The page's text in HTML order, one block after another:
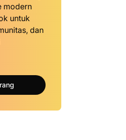
modern
untuk
dan